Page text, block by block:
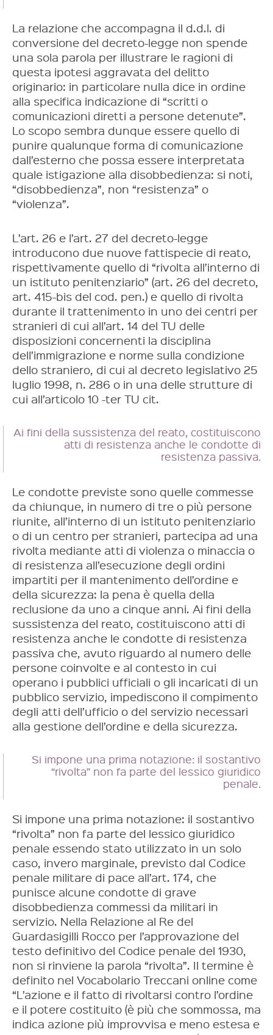
La relazione che accompagna il d.d.l. di
conversione del decreto-legge non spende
una sola parola per illustrare le ragioni di
questa ipotesi aggravata del delitto
originario: in particolare nulla dice in ordine
alla specifica indicazione di “scritti o
comunicazioni diretti a persone detenute”.
Lo scopo sembra dunque essere quello di
punire qualunque forma di comunicazione
dall’esterno che possa essere interpretata
quale istigazione alla disobbedienza: si noti,
“disobbedienza”, non “resistenza” o
“violenza”.
L’art. 26 e l’art. 27 del decreto-legge
introducono due nuove fattispecie di reato,
rispettivamente quello di “rivolta all’interno di
un istituto penitenziario” (art. 26 del decreto,
art. 415-bis del cod. pen.) e quello di rivolta
durante il trattenimento in uno dei centri per
stranieri di cui all’art. 14 del TU delle
disposizioni concernenti la disciplina
dell’immigrazione e norme sulla condizione
dello straniero, di cui al decreto legislativo 25
luglio 1998, n. 286 o in una delle strutture di
cui all’articolo 10 -ter TU cit.
Ai fini della sussistenza del reato, costituiscono
atti di resistenza anche le condotte di
resistenza passiva.
Le condotte previste sono quelle commesse
da chiunque, in numero di tre o più persone
riunite, all’interno di un istituto penitenziario
o di un centro per stranieri, partecipa ad una
rivolta mediante atti di violenza o minaccia o
di resistenza all’esecuzione degli ordini
impartiti per il mantenimento dell’ordine e
della sicurezza: la pena è quella della
reclusione da uno a cinque anni. Ai fini della
sussistenza del reato, costituiscono atti di
resistenza anche le condotte di resistenza
passiva che, avuto riguardo al numero delle
persone coinvolte e al contesto in cui
operano i pubblici ufficiali o gli incaricati di un
pubblico servizio, impediscono il compimento
degli atti dell’ufficio o del servizio necessari
alla gestione dell’ordine e della sicurezza.
Si impone una prima notazione: il sostantivo
“rivolta” non fa parte del lessico giuridico
penale.
Si impone una prima notazione: il sostantivo
“rivolta” non fa parte del lessico giuridico
penale essendo stato utilizzato in un solo
caso, invero marginale, previsto dal Codice
penale militare di pace all’art. 174, che
punisce alcune condotte di grave
disobbedienza commessi da militari in
servizio. Nella Relazione al Re del
Guardasigilli Rocco per l’approvazione del
testo definitivo del Codice penale del 1930,
non si rinviene la parola “rivolta”. Il termine è
definito nel Vocabolario Treccani online come
“L’azione e il fatto di rivoltarsi contro l’ordine
e il potere costituito (è più che sommossa, ma
indica azione più improvvisa e meno estesa e